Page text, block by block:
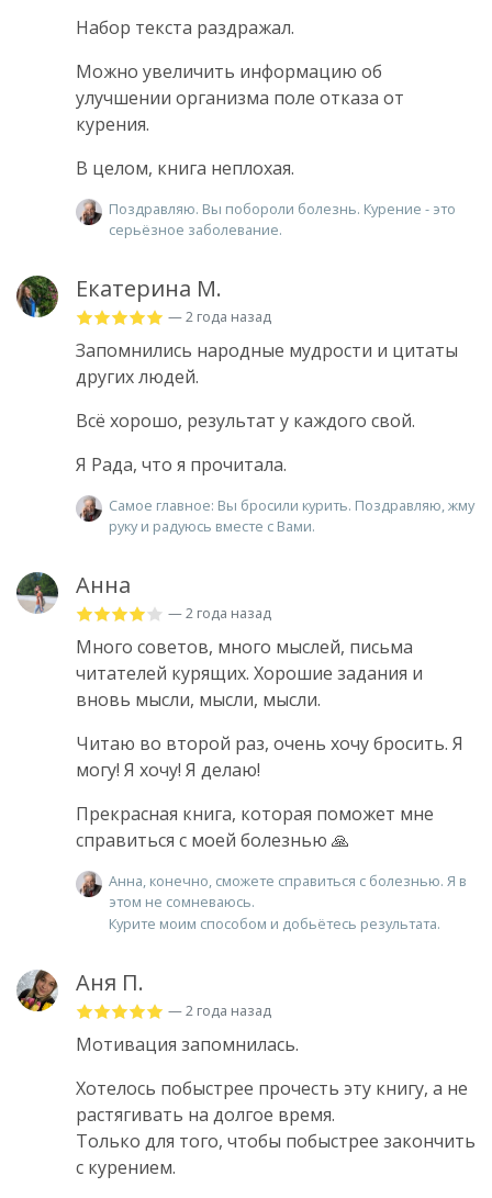
Набор текста раздражал.
Можно увеличить информацию об
улучшении организма поле отказа от
курения.
В целом, книга неплохая.
Поздравляю. Вы побороли болезнь. Курение - это
серьёзное заболевание.
Екатерина М.
— 2 года назад
Запомнились народные мудрости и цитаты
других людей.
Всё хорошо, результат у каждого свой.
Я Рада, что я прочитала.
Самое главное: Вы бросили курить. Поздравляю, жму
руку и радуюсь вместе с Вами.
Анна
— 2 года назад
Много советов, много мыслей, письма
читателей курящих. Хорошие задания и
вновь мысли, мысли, мысли.
Читаю во второй раз, очень хочу бросить. Я
могу! Я хочу! Я делаю!
Прекрасная книга, которая поможет мне
справиться с моей болезнью 🙏
Анна, конечно, сможете справиться с болезнью. Я в
этом не сомневаюсь.
Курите моим способом и добьётесь результата.
Аня П.
— 2 года назад
Мотивация запомнилась.
Хотелось побыстрее прочесть эту книгу, а не
растягивать на долгое время.
Только для того, чтобы побыстрее закончить
с курением.